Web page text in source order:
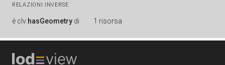
RELAZIONI INVERSE
è clv:hasGeometry di 1 risorsa